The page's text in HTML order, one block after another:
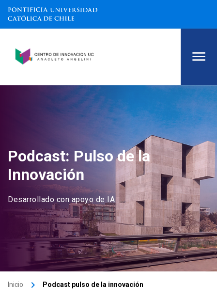
Podcast: Pulso de la
Innovación
Desarrollado con apoyo de IA
Inicio keyboard_arrow_right Podcast pulso de la innovación